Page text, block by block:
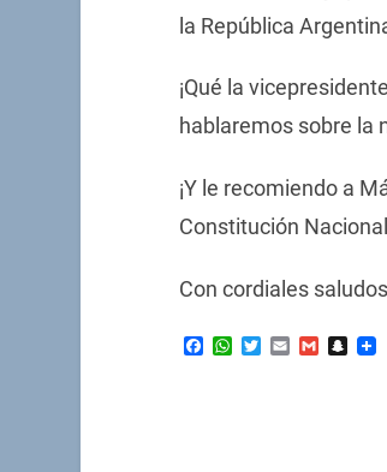
la República
¡Qué la
hablaremos sobre la
¡Y le recomiendo a
Constitución
Con cordiales
Facebook
WhatsApp
Twitter
EmailGmail